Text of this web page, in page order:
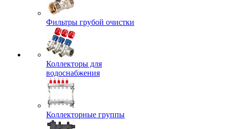
Фильтры грубой очистки
Коллекторы для
водоснабжения
Коллекторные группы